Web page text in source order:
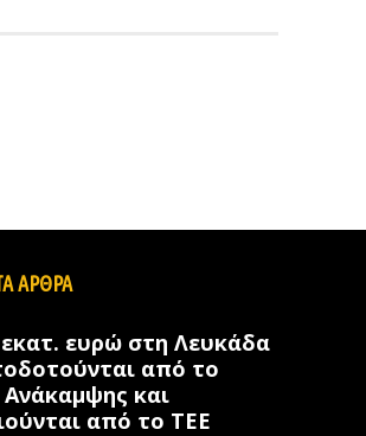
ΑΡΘΡΑ
ευρώ στη Λευκάδα
από το
Ανάκαμψης και
από το ΤΕΕ